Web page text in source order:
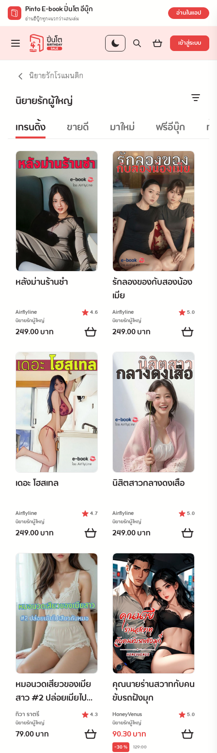
Pinto E-book ปิ่นโต อีบุ๊ก
อ่านอีบุ๊กทุกแนวกว่าแสนเล่ม อ่านในแอป
เข้าสู่ระบบ
นิยายรักโรแมนติก
นิยายรักผู้ใหญ่
เทรนดิ้ง
ขายดี มาใหม่ ฟรีอีบุ๊ก ทั้
หลังม่านร้านชำ
Airflyline 4.6
นิยายรักผู้ใหญ่
249.00 บาท
รักลองของกับสองน้อง
เมีย
Airflyline 5.0
นิยายรักผู้ใหญ่
249.00 บาท
เดอะ โฮสเทล
Airflyline 4.7
นิยายรักผู้ใหญ่
249.00 บาท
นิสิตสาวกลางดงเสือ
Airflyline 5.0
นิยายรักผู้ใหญ่
249.00 บาท
หมอนวดเสียวของเมีย
สาว #2 ปล่อยเมียไป
เสียวกับหมอ
ทิวา ราตรี 4.3
นิยายรักผู้ใหญ่
79.00 บาท
คุณนายร่านสวาทกับคน
ขับรถฝังมุก
HoneyVenus 5.0
นิยายรักผู้ใหญ่
90.30 บาท
-30 % 129.00